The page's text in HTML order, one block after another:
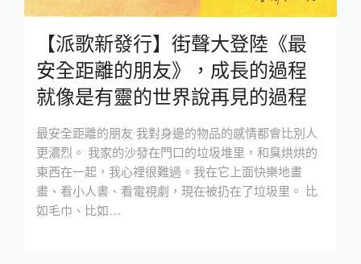
【派歌新發行】街聲大登陸《最
安全距離的朋友》，成長的過程
就像是有靈的世界說再見的過程
最安全距離的朋友 我對身邊的物品的感情都會比別人
更濃烈。 我家的沙發在門口的垃圾堆里，和臭烘烘的
東西在一起，我心裡很難過。我在它上面快樂地畫
畫、看小人書、看電視劇，現在被扔在了垃圾里。 比
如毛巾、比如…